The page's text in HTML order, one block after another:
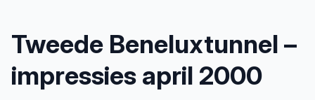
Tweede Beneluxtunnel –
impressies april 2000